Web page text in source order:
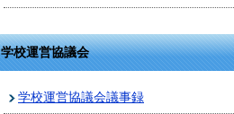
学校運営協議会
学校運営協議会議事録